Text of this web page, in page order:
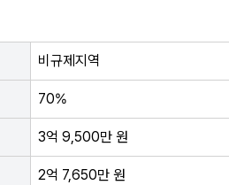
비규제지역
70%
3억 9,500만 원
2억 7,650만 원